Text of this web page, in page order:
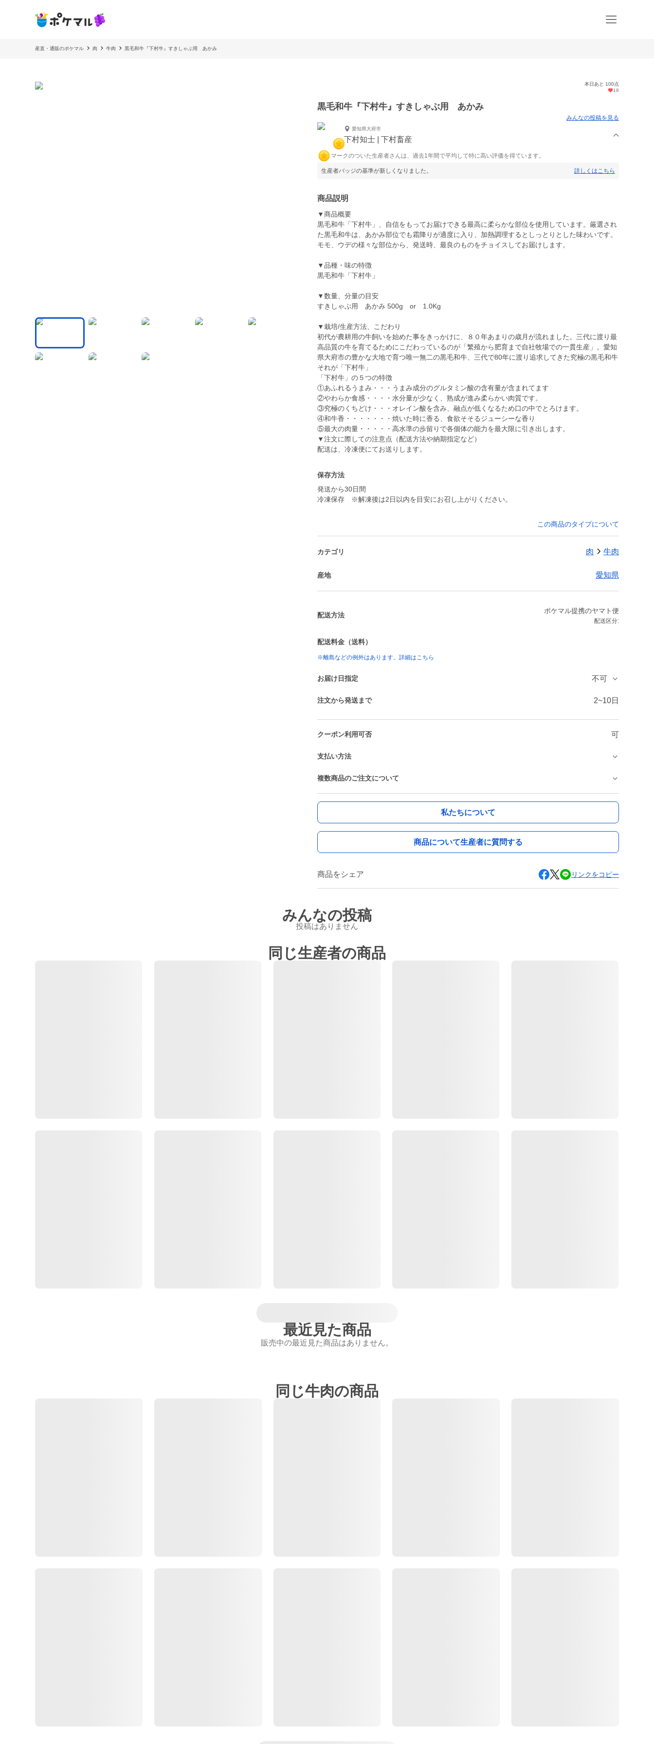
産直・通販のポケマル 肉 牛肉 黒毛和牛『下村牛』すきしゃぶ用 あかみ
本日あと 100点
18
黒毛和牛『下村牛』すきしゃぶ用 あかみ
みんなの投稿を見る
愛知県大府市
下村知士 | 下村畜産
マークのついた生産者さんは、過去1年間で平均して特に高い評価を得ています。
生産者バッジの基準が新しくなりました。 詳しくはこちら
商品説明
▼商品概要
黒毛和牛「下村牛」、自信をもってお届けできる最高に柔らかな部位を使用しています。厳選され
た黒毛和牛は、あかみ部位でも霜降りが適度に入り、加熱調理するとしっとりとした味わいです。
モモ、ウデの様々な部位から、発送時、最良のものをチョイスしてお届けします。
▼品種・味の特徴
黒毛和牛「下村牛」
▼数量、分量の目安
すきしゃぶ用 あかみ 500g or 1.0Kg
▼栽培/生産方法、こだわり
初代が農耕用の牛飼いを始めた事をきっかけに、８０年あまりの歳月が流れました。三代に渡り最
高品質の牛を育てるためにこだわっているのが「繁殖から肥育まで自社牧場での一貫生産」。愛知
県大府市の豊かな大地で育つ唯一無二の黒毛和牛、三代で80年に渡り追求してきた究極の黒毛和牛
それが「下村牛」
「下村牛」の５つの特徴
①あふれるうまみ・・・うまみ成分のグルタミン酸の含有量が含まれてます
②やわらか食感・・・・水分量が少なく、熟成が進み柔らかい肉質です。
③究極のくちどけ・・・オレイン酸を含み、融点が低くなるため口の中でとろけます。
④和牛香・・・・・・・焼いた時に香る、食欲そそるジューシーな香り
⑤最大の肉量・・・・・高水準の歩留りで各個体の能力を最大限に引き出します。
▼注文に際しての注意点（配送方法や納期指定など）
配送は、冷凍便にてお送りします。
保存方法
発送から30日間
冷凍保存 ※解凍後は2日以内を目安にお召し上がりください。
この商品のタイプについて
カテゴリ 肉 牛肉
産地 愛知県
配送方法
ポケマル提携のヤマト便
配送区分:
配送料金（送料）
※離島などの例外はあります。詳細はこちら
お届け日指定 不可
注文から発送まで 2~10日
クーポン利用可否 可
支払い方法
複数商品のご注文について
私たちについて
商品について生産者に質問する
商品をシェア リンクをコピー
みんなの投稿
投稿はありません
同じ生産者の商品
最近見た商品
販売中の最近見た商品はありません。
同じ牛肉の商品